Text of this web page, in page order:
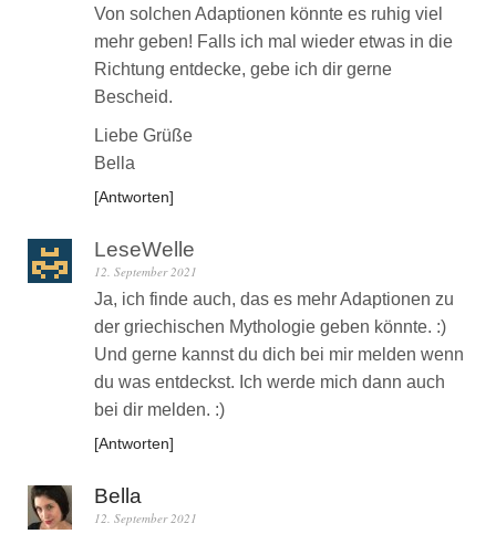
Von solchen Adaptionen könnte es ruhig viel
mehr geben! Falls ich mal wieder etwas in die
Richtung entdecke, gebe ich dir gerne
Bescheid.
Liebe Grüße
Bella
Antworten
LeseWelle
12. September 2021
Ja, ich finde auch, das es mehr Adaptionen zu
der griechischen Mythologie geben könnte. :)
Und gerne kannst du dich bei mir melden wenn
du was entdeckst. Ich werde mich dann auch
bei dir melden. :)
Antworten
Bella
12. September 2021